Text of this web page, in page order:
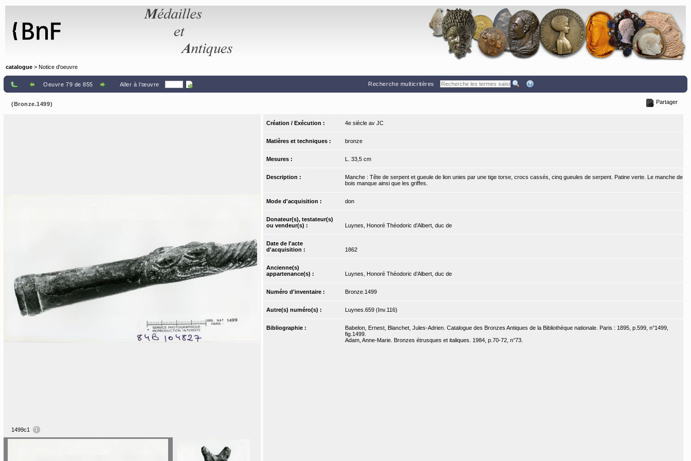
catalogue > Notice d'oeuvre
Oeuvre 79 de 855 Aller à l'œuvre Recherche multicritères
(Bronze.1499) Partager
1499c1
Création / Exécution : 4e siècle av JC
Matières et techniques : bronze
Mesures : L. 33,5 cm
Description :
Manche : Tête de serpent et gueule de lion unies par une tige torse, crocs cassés, cinq gueules de serpent. Patine verte. Le manche de
bois manque ainsi que les griffes.
Mode d'acquisition : don
Donateur(s), testateur(s)
ou vendeur(s) :
Luynes, Honoré Théodoric d’Albert, duc de
Date de l'acte
d'acquisition :
1862
Ancienne(s)
appartenance(s) :
Luynes, Honoré Théodoric d’Albert, duc de
Numéro d'inventaire : Bronze.1499
Autre(s) numéro(s) : Luynes.659 (Inv.116)
Bibliographie :
Babelon, Ernest, Blanchet, Jules-Adrien. Catalogue des Bronzes Antiques de la Bibliothèque nationale. Paris : 1895, p.599, n°1499,
fig.1499.
Adam, Anne-Marie. Bronzes étrusques et italiques. 1984, p.70-72, n°73.